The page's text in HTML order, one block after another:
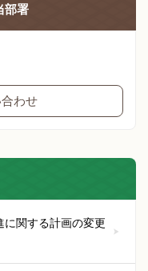
部署
わせ
に関する計画の変更